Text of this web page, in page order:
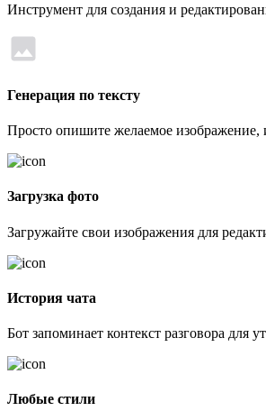
Инструмент для создания и
Генерация по тексту
Просто опишите желаемое изображение,
Загрузка фото
Загружайте свои изображения для
История чата
Бот запоминает контекст разговора для
Любые стили